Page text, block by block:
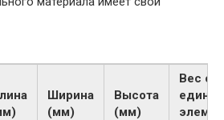
Ширина
(мм)
Высота
(мм)
Вес